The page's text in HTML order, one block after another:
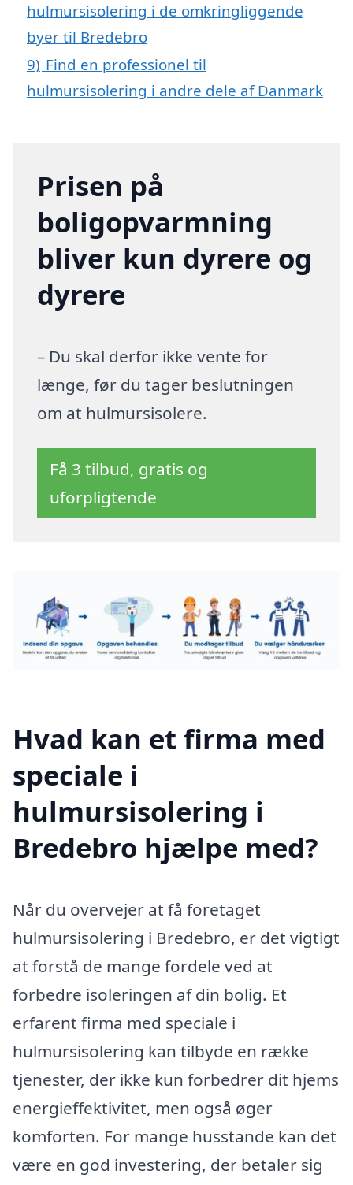
hulmursisolering i de omkringliggende
byer til Bredebro
9) Find en professionel til
hulmursisolering i andre dele af Danmark
Prisen på
boligopvarmning
bliver kun dyrere og
dyrere
– Du skal derfor ikke vente for
længe, før du tager beslutningen
om at hulmursisolere.
Få 3 tilbud, gratis og
uforpligtende
Hvad kan et firma med
speciale i
hulmursisolering i
Bredebro hjælpe med?
Når du overvejer at få foretaget
hulmursisolering i Bredebro, er det vigtigt
at forstå de mange fordele ved at
forbedre isoleringen af din bolig. Et
erfarent firma med speciale i
hulmursisolering kan tilbyde en række
tjenester, der ikke kun forbedrer dit hjems
energieffektivitet, men også øger
komforten. For mange husstande kan det
være en god investering, der betaler sig